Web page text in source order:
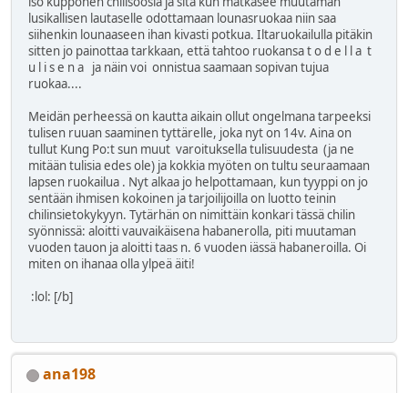
lusikallisen lautaselle odottamaan lounasruokaa niin saa
siihenkin lounaaseen ihan kivasti potkua. Iltaruokailulla pitäkin
sitten jo painottaa tarkkaan, että tahtoo ruokansa t o d e l l a t
u l i s e n a ja näin voi onnistua saamaan sopivan tujua
ruokaa....
Meidän perheessä on kautta aikain ollut ongelmana tarpeeksi
tulisen ruuan saaminen tyttärelle, joka nyt on 14v. Aina on
tullut Kung Po:t sun muut varoituksella tulisuudesta (ja ne
mitään tulisia edes ole) ja kokkia myöten on tultu seuraamaan
lapsen ruokailua . Nyt alkaa jo helpottamaan, kun tyyppi on jo
sentään ihmisen kokoinen ja tarjoilijoilla on luotto teinin
chilinsietokykyyn. Tytärhän on nimittäin konkari tässä chilin
syönnissä: aloitti vauvaikäisena habanerolla, piti muutaman
vuoden tauon ja aloitti taas n. 6 vuoden iässä habaneroilla. Oi
miten on ihanaa olla ylpeä äiti!
:lol: [/b]
ana198